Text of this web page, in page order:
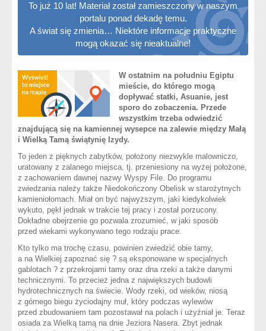
To już 10 lat! Materiał został zamieszczony w naszym
portalu ponad dekadę temu.
A świat się zmienia… Niektóre informacje praktyczne
mogą okazać się nieaktualne!
W ostatnim na południu Egiptu
mieście, do którego mogą
dopływać statki, Asuanie, jest
sporo do zobaczenia. Przede
wszystkim trzeba odwiedzić
znajdującą się na kamiennej wysepce na zalewie między Małą
i Wielką Tamą świątynię Izydy.
To jeden z pięknych zabytków, położony niezwykle malowniczo,
uratowany z zalanego miejsca, tj. przeniesiony na wyżej położone,
z zachowaniem dawnej nazwy Wyspy File. Do programu
zwiedzania należy także Niedokończony Obelisk w starożytnych
kamieniołomach. Miał on być najwyższym, jaki kiedykolwiek
wykuto, pękł jednak w trakcie tej pracy i został porzucony.
Dokładne obejrzenie go pozwala zrozumieć, w jaki sposób
przed wiekami wykonywano tego rodzaju prace.
Kto tylko ma trochę czasu, powinien zwiedzić obie tamy,
a na Wielkiej zapoznać się ? są eksponowane w specjalnych
gablotach ? z przekrojami tamy oraz dna rzeki a także danymi
technicznymi. To przecież jedna z największych budowli
hydrotechnicznych na świecie. Wody rzeki, od wieków, niosą
z górnego biegu życiodajny muł, który podczas wylewów
przed zbudowaniem tam pozostawał na polach i użyźniał je. Teraz
osiada za Wielką tamą na dnie Jeziora Nasera. Zbyt jednak